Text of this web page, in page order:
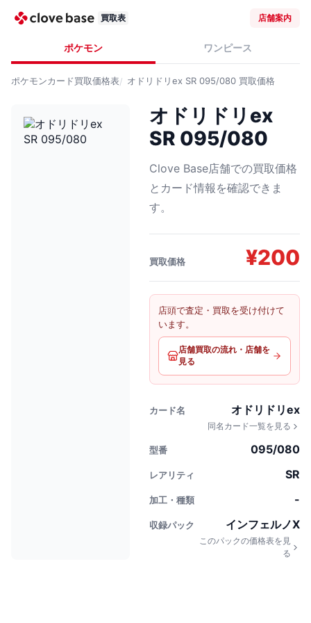
買取表 店舗案内
ポケモン ワンピース
ポケモンカード買取価格表 オドリドリex SR 095/080 買取価格
オドリドリex
SR 095/080
Clove Base店舗での買取価格
とカード情報を確認できま
す。
買取価格 ¥200
店頭で査定・買取を受け付けて
います。
店舗買取の流れ・店舗を
見る
カード名 オドリドリex
同名カード一覧を見る
型番 095/080
レアリティ SR
加工・種類 -
収録パック インフェルノX
このパックの価格表を見
る